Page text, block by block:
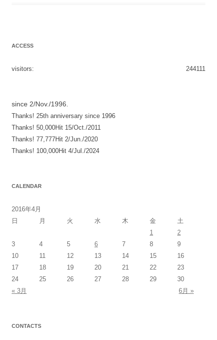
ACCESS
244111
visitors:
since 2/Nov./1996.
Thanks! 25th anniversary since 1996
Thanks! 50,000Hit 15/Oct./2011
Thanks! 77,777Hit 2/Jun./2020
Thanks! 100,000Hit 4/Jul./2024
CALENDAR
2016年4月
日
月 火 水 木 金
土
1
2
3
4 5 6 7 8
9
10
11 12 13 14 15
16
17
18 19 20 21 22
23
24
25 26 27 28 29
30
« 3月
6月 »
CONTACTS